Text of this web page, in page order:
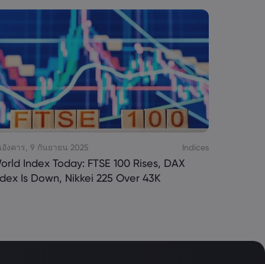
งคาร, 9 กันยายน 2025 Indices
Index Today: FTSE 100 Rises, DAX
Is Down, Nikkei 225 Over 43K